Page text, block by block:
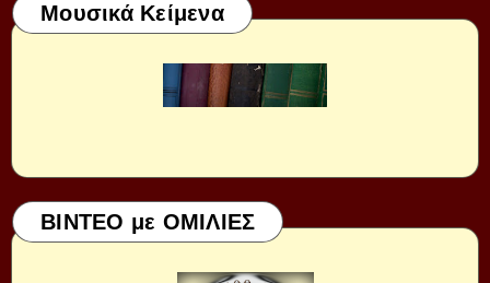
Μουσικά Κείμενα
ΒΙΝΤΕΟ με ΟΜΙΛΙΕΣ